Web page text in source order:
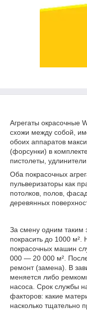
Агрегаты окрасочные
схожи между собой,
обоих аппаратов
(форсунки) в
пистолеты, удлинители
Оба покрасочных
пульверизаторы как
потолков, полов,
деревянных
За смену одним таким
покрасить до 1000 м².
покрасочных машин
000 ― 20 000 м². После
ремонт (замена). В
меняется либо
насоса. Срок службы
факторов: какие
насколько тщательно